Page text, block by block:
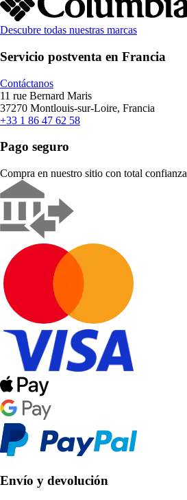
Descubre todas nuestras marcas
Servicio postventa en Francia
Contáctanos
11 rue Bernard Maris
37270 Montlouis-sur-Loire, Francia
+33 1 86 47 62 58
Pago seguro
Compra en nuestro sitio con total confianza
Envío y devolución